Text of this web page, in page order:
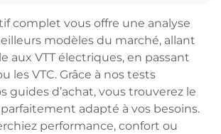
complet vous offre une analyse
modèles du marché, allant
aux VTT électriques, en passant
les VTC. Grâce à nos tests
guides d’achat, vous trouverez le
adapté à vos besoins.
performance, confort ou